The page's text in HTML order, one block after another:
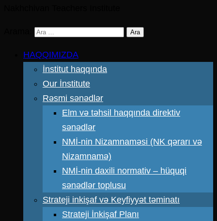
HAQQIMIZDA
İnstitut haqqında
Our İnstitute
Rəsmi sənədlər
Elm və təhsil haqqında direktiv
sənədlər
NMİ-nin Nizamnaməsi (NK qərarı və
Nizamnamə)
NMİ-nin daxili normativ – hüquqi
sənədlər toplusu
Strateji inkişaf və Keyfiyyət təminatı
Strateji İnkişaf Planı